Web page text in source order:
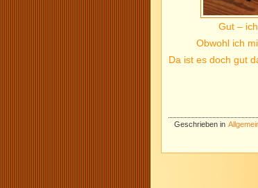
Gut –
Obwohl ich
Da ist es doch gut
Geschrieben in